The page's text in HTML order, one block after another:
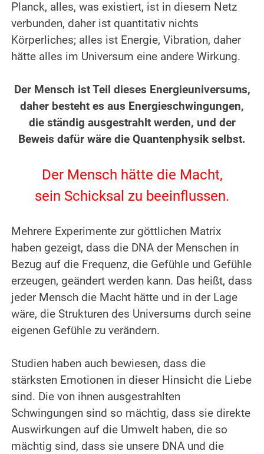
Planck, alles, was existiert, ist in diesem Netz
verbunden, daher ist quantitativ nichts
Körperliches; alles ist Energie, Vibration, daher
hätte alles im Universum eine andere Wirkung.
Der Mensch ist Teil dieses Energieuniversums,
daher besteht es aus Energieschwingungen,
die ständig ausgestrahlt werden, und der
Beweis dafür wäre die Quantenphysik selbst.
Der Mensch hätte die Macht,
sein Schicksal zu beeinflussen.
Mehrere Experimente zur göttlichen Matrix
haben gezeigt, dass die DNA der Menschen in
Bezug auf die Frequenz, die Gefühle und Gefühle
erzeugen, geändert werden kann. Das heißt, dass
jeder Mensch die Macht hätte und in der Lage
wäre, die Strukturen des Universums durch seine
eigenen Gefühle zu verändern.
Studien haben auch bewiesen, dass die
stärksten Emotionen in dieser Hinsicht die Liebe
sind. Die von ihnen ausgestrahlten
Schwingungen sind so mächtig, dass sie direkte
Auswirkungen auf die Umwelt haben, die so
mächtig sind, dass sie unsere DNA und die